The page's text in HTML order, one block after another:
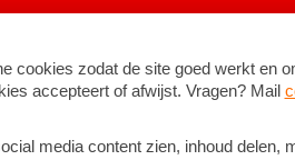
©2026BNNVARA